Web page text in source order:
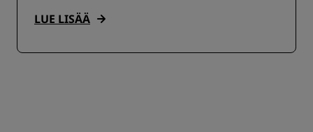
LUE LISÄÄ